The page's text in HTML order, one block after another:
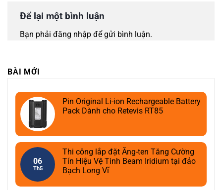
Để lại một bình luận
Bạn phải đăng nhập để gửi bình luận.
BÀI MỚI
Pin Original Li-ion Rechargeable Battery
Pack Dành cho Retevis RT85
06
Th5
Thi công lắp đặt Ăng-ten Tăng Cường
Tín Hiệu Vệ Tinh Beam Iridium tại đảo
Bạch Long Vĩ